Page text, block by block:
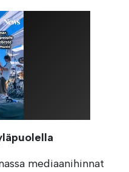
mediaanihinnat